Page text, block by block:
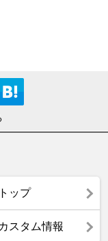
ップ
スタム情報